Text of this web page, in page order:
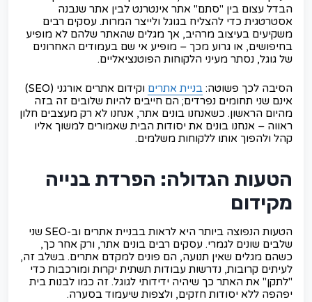
הבדל עצום בין "סתם" אתר אינטרנט לבין אתר שנבנה
אסטרטגית כדי להצליח בגוגל ולייצר המרות. עסקים רבים
משקיעים בעיצוב מרהיב, אך מגלים שהאתר שלהם לא מופיע
בחיפושים, או גרוע מכך – מופיע אי שם בעמודים האחרונים
של גוגל, נסתר מעיני הלקוחות הפוטנציאליים.
הסיבה לכך פשוטה: בניית אתרים
וקידום אתרים אורגני (SEO)
אינם שני תחומים נפרדים; הם חייבים להיות שלובים זה בזה
מהיום הראשון. כשאנחנו בונים אתר, אנחנו לא רק מעצבים חלון
ראווה – אנחנו בונים את יסודות הבית שאמורים למשוך אליו
קהל ולהפוך אותו ללקוחות משלמים.
הטעות הגדולה: הפרדת בנייה
מקידום
הטעות הנפוצה ביותר היא לראות בבניית אתרים וב-SEO שני
שלבים שונים לגמרי. עסקים רבים בונים אתר, ורק אחר כך,
כשהם מגלים שאין תנועה, הם פונים למקדם אתרים. בשלב זה,
לעיתים קרובות, נדרשות עבודות תשתית יקרות ומורכבות כדי
"לתקן" את האתר כך שיהיה ידידותי לגוגל. זה כמו לבנות בית
יפהפה ללא יסודות חזקים, ולצפות שיעמוד בסערה.